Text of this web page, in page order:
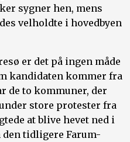
sygner hen, mens
velholdte i hovedbyen
er det på ingen måde
kandidaten kommer fra
de to kommuner, der
store protester fra
at blive hevet ned i
tidligere Farum-